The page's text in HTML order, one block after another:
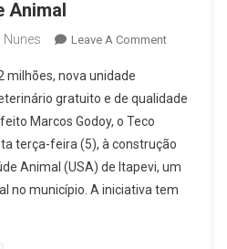
Animal
Nunes Leave A CommentOn
Construção
Primeira
Unidade
De
milhões, nova unidade
gratuito e de qualidade
Marcos Godoy, o Teco
terça-feira (5), à construção
Animal (USA) de Itapevi, um
no município. A iniciativa tem